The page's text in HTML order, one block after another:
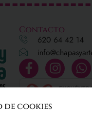
de cookies
Contacto
620 64 42 14